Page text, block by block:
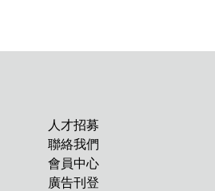
人才招募
聯絡我們
會員中心
廣告刊登